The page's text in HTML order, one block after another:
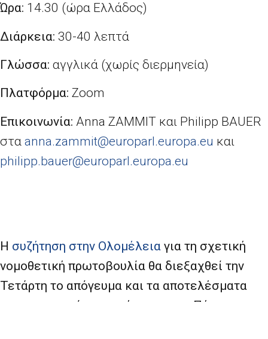
Ώρα: 14.30 (ώρα Ελλάδος)
Διάρκεια: 30-40 λεπτά
Γλώσσα: αγγλικά (χωρίς διερμηνεία)
Πλατφόρμα: Zoom
Επικοινωνία: Anna ZAMMIT και Philipp BAUER
στα anna.zammit@europarl.europa.eu και
philipp.bauer@europarl.europa.eu
Η συζήτηση στην Ολομέλεια για τη σχετική
νομοθετική πρωτοβουλία θα διεξαχθεί την
Τετάρτη το απόγευμα και τα αποτελέσματα
της ψηφοφορίας αναμένονται την Πέμπτη.